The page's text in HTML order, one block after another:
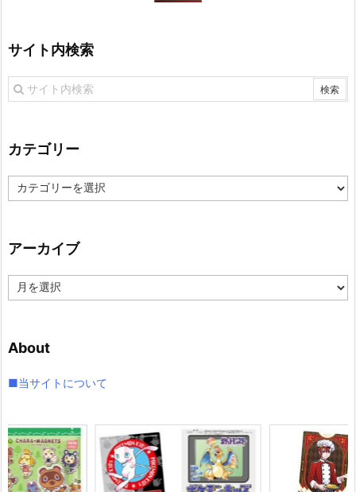
サイト内検索
カテゴリー
カ
テ
ー
アーカイブ
ー
ブ
About
■当サイトについて